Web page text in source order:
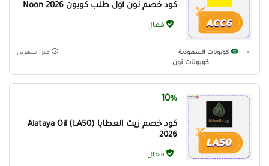
كود خصم نون أول طلب كوبون Noon 2026
فعال
كوبونات السعودية
كوبونات نون
قبل شهرين
10%
كود خصم زيت العطايا (LA50) Alataya Oil
2026
فعال